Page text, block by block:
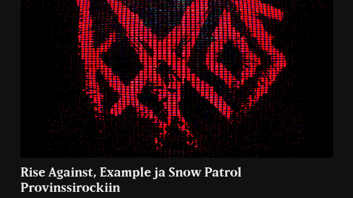
Rise Against, Example ja Snow Patrol
Provinssirockiin